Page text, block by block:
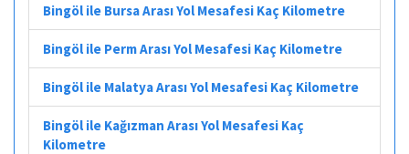
Bingöl ile Bursa Arası Yol Mesafesi Kaç Kilometre
Bingöl ile Perm Arası Yol Mesafesi Kaç Kilometre
Bingöl ile Malatya Arası Yol Mesafesi Kaç Kilometre
Bingöl ile Kağızman Arası Yol Mesafesi Kaç
Kilometre